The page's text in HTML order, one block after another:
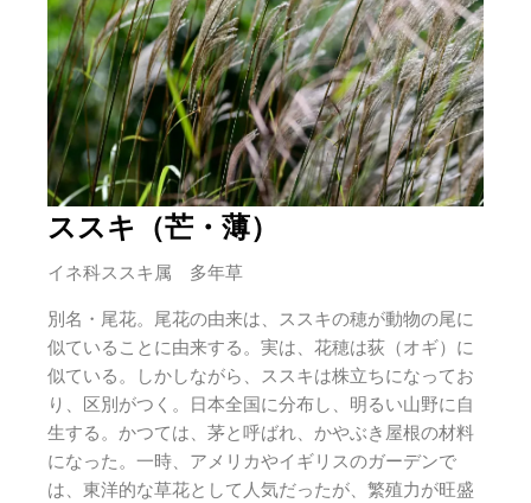
ススキ（芒・薄）
イネ科ススキ属 多年草
別名・尾花。尾花の由来は、ススキの穂が動物の尾に
似ていることに由来する。実は、花穂は荻（オギ）に
似ている。しかしながら、ススキは株立ちになってお
り、区別がつく。日本全国に分布し、明るい山野に自
生する。 かつては、茅と呼ばれ、かやぶき屋根の材料
になった。 一時、アメリカやイギリスのガーデンで
は、東洋的な草花として人気だったが、繁殖力が旺盛